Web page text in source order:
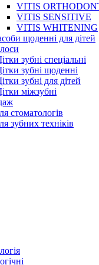
VITIS
VITIS SENSITIVE
VITIS WHITENING
щоденні для дітей
зубні спеціальні
зубні щоденні
зубні для дітей
міжзубні
стоматологів
зубних техніків